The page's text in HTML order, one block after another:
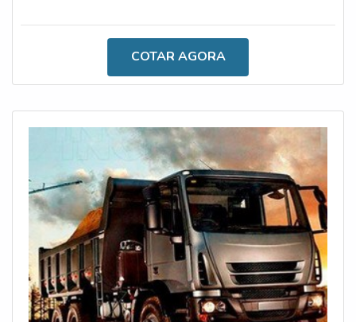
entre custo e benefício.Dessa forma, empresas que
e descarga, entre outros procedimentos, irão fazer um
excelente investimento, uma vez que o uso do aparato
COTAR AGORA